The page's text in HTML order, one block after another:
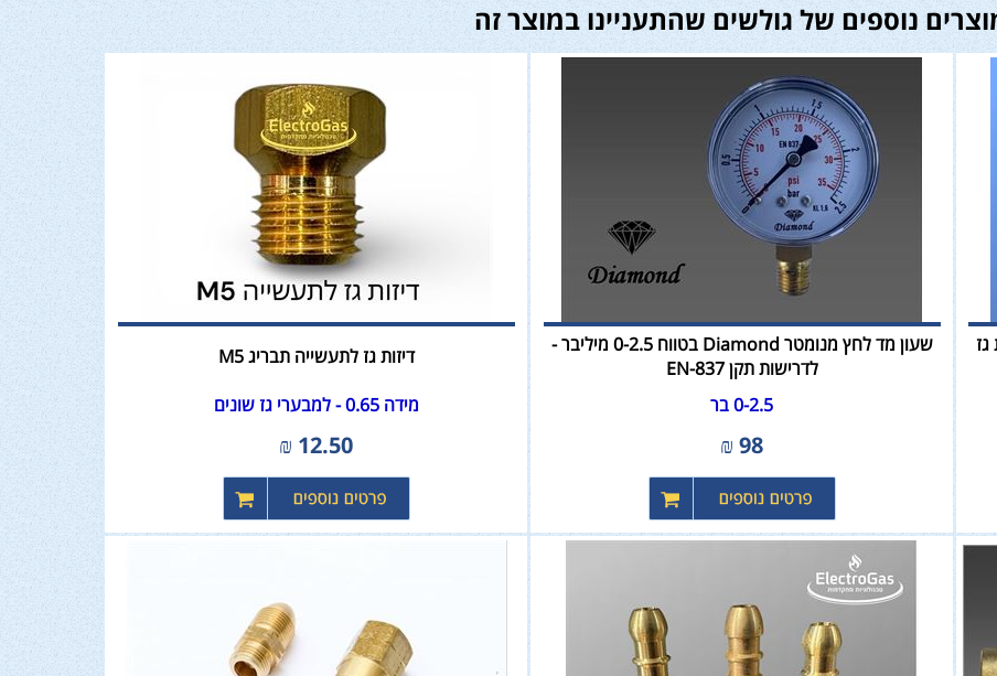
נוספים של גולשים שהתעניינו במוצר זה
ווסת גז
שעון מד לחץ מנומטר Diamond בטווח 0-2.5 מיליבר -
לדרישות תקן EN-837
0-2.5 בר
98
₪
דיזות גז לתעשייה תבריג M5
מידה 0.65 - למבערי גז שונים
12.50
₪